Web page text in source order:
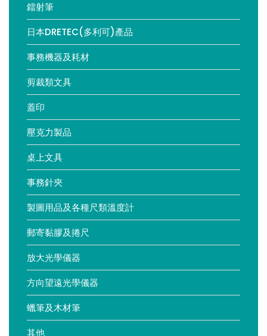
鐳射筆
日本DRETEC(多利可)產品
事務機器及耗材
剪裁類文具
蓋印
壓克力製品
桌上文具
事務針夾
製圖用品及各種尺類溫度計
郵寄黏膠及捲尺
放大光學儀器
方向望遠光學儀器
蠟筆及木材筆
其他